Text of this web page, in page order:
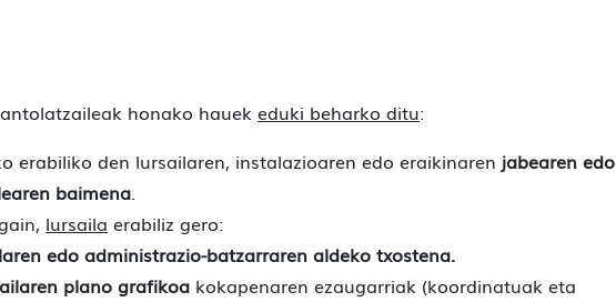
honako hauek eduki beharko ditu:
erabiliko den lursailaren, instalazioaren edo eraikinaren jabearen edo
baimena.
lursaila erabiliz gero:
edo administrazio-batzarraren aldeko txostena.
plano grafikoa kokapenaren ezaugarriak (koordinatuak eta